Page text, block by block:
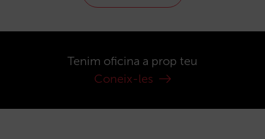
Tenim oficina a prop teu
Coneix-les